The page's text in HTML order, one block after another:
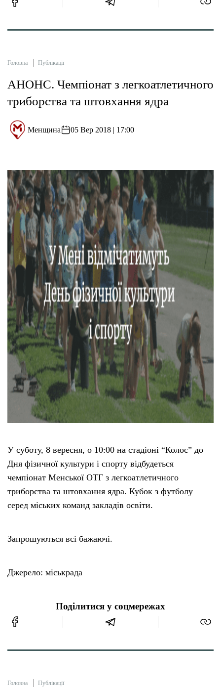
Головна Публікації
АНОНС. Чемпіонат з легкоатлетичного
триборства та штовхання ядра
Менщина 05 Вер 2018 | 17:00
У суботу, 8 вересня, о 10:00 на стадіоні “Колос” до
Дня фізичної культури і спорту відбудеться
чемпіонат Менської ОТГ з легкоатлетичного
триборства та штовхання ядра. Кубок з футболу
серед міських команд закладів освіти.
Запрошуються всі бажаючі.
Джерело: міськрада
Поділитися у соцмережах
Головна Публікації